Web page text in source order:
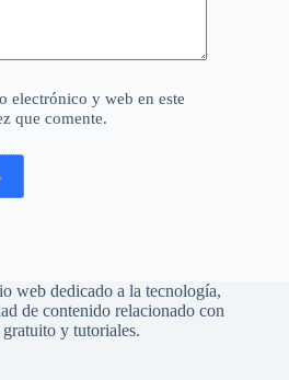
electrónico y web en este
que comente.
web dedicado a la tecnología,
de contenido relacionado con
y tutoriales.